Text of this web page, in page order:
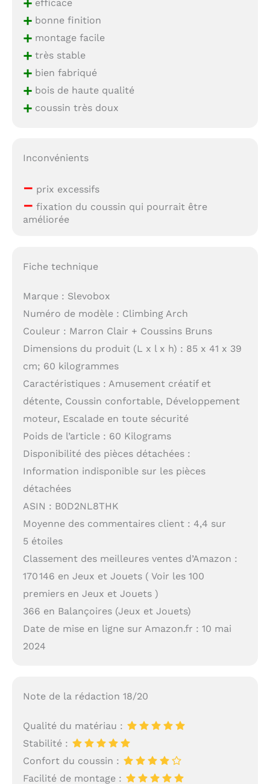
+bonne finition
+montage facile
+très stable
+bien fabriqué
+bois de haute qualité
+coussin très doux
Inconvénients
– prix excessifs
– fixation du coussin qui pourrait être
améliorée
Fiche technique
Marque : Slevobox
Numéro de modèle : Climbing Arch
Couleur : Marron Clair + Coussins Bruns
Dimensions du produit (L x l x h) : 85 x 41 x 39
cm; 60 kilogrammes
Caractéristiques : Amusement créatif et
détente, Coussin confortable, Développement
moteur, Escalade en toute sécurité
Poids de l’article : 60 Kilograms
Disponibilité des pièces détachées :
Information indisponible sur les pièces
détachées
ASIN : B0D2NL8THK
Moyenne des commentaires client : 4,4 sur
5 étoiles
Classement des meilleures ventes d’Amazon :
170 146 en Jeux et Jouets ( Voir les 100
premiers en Jeux et Jouets )
366 en Balançoires (Jeux et Jouets)
Date de mise en ligne sur Amazon.fr : 10 mai
2024
Note de la rédaction 18/20
Qualité du matériau :
Stabilité :
Confort du coussin :
Facilité de montage :